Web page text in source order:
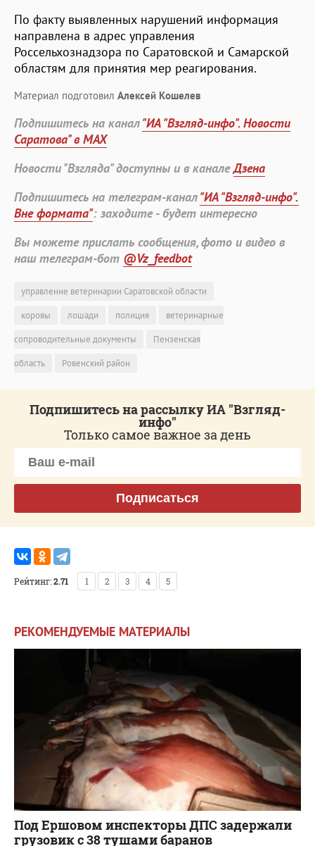
По факту выявленных нарушений информация
направлена в адрес управления
Россельхознадзора по Саратовской и Самарской
областям для принятия мер реагирования.
Материал подготовил Алексей Кошелев
Подпишитесь на канал"ИА "Взгляд-инфо". Новости
Саратова" в MAX
Новости "Взгляда" доступны и в каналеДзена
Подпишитесь на телеграм-канал"ИА "Взгляд-инфо".
Вне формата": заходите - будет интересно
Вы можете прислать сообщения, фото и видео в
наш телеграм-бот @Vz_feedbot
управление ветеринарии Саратовской области
коровы
лошади полиция
ветеринарные
сопроводительные документы
Пензенская
область
Ровенский район
Подпишитесь на рассылку ИА "Взгляд-
инфо"
Только самое важное за день
Подписаться
Рейтинг:2.71 1 2 3 4 5
РЕКОМЕНДУЕМЫЕ МАТЕРИАЛЫ
Под Ершовом инспекторы ДПС задержали
грузовик с 38 тушами баранов